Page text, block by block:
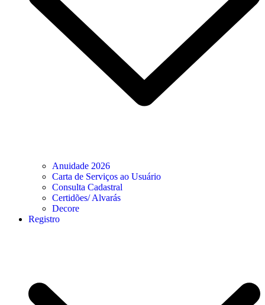
Anuidade 2026
Carta de Serviços ao Usuário
Consulta Cadastral
Certidões/ Alvarás
Decore
Registro